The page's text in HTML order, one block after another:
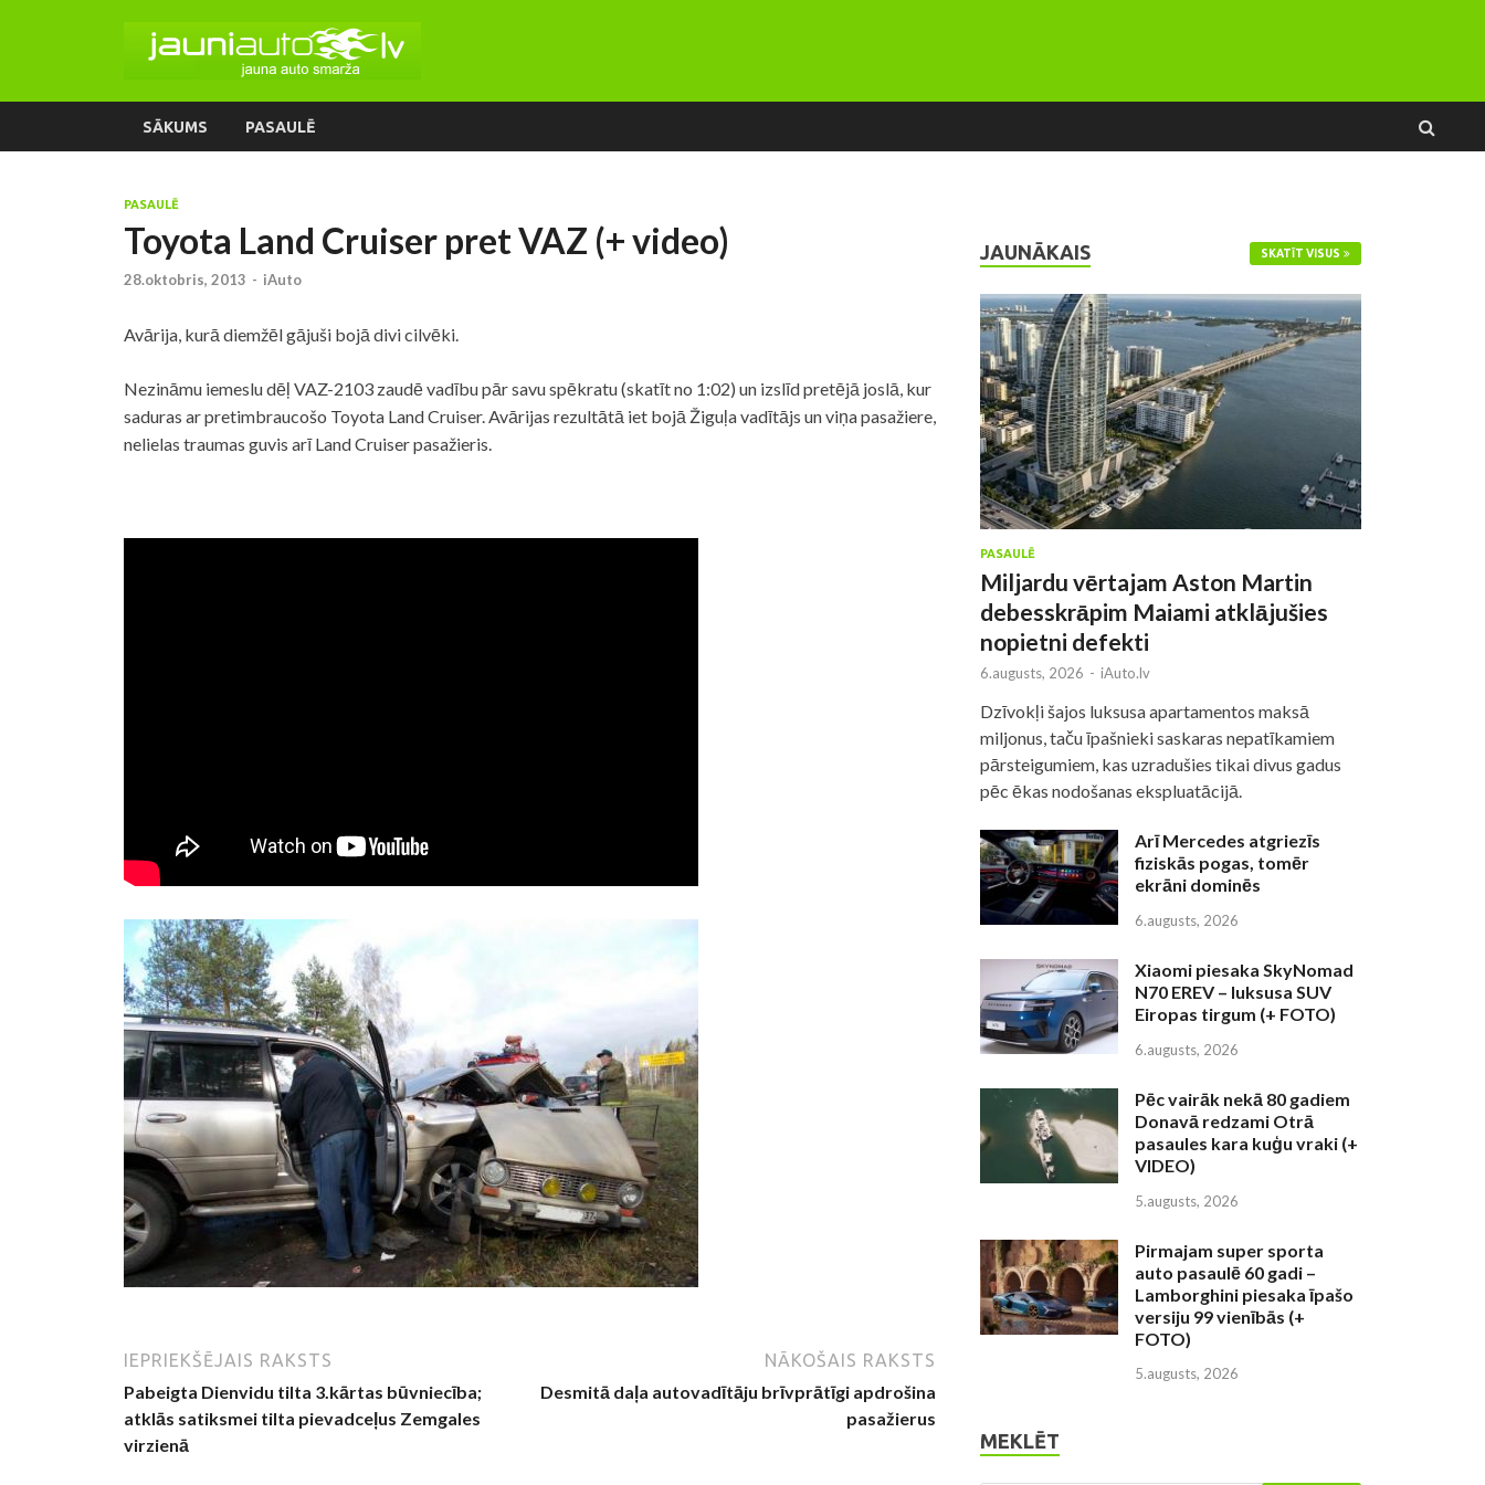
SĀKUMS PASAULĒ
PASAULĒ
Toyota Land Cruiser pret VAZ (+ video)
28.oktobris, 2013 - iAuto
Avārija, kurā diemžēl gājuši bojā divi cilvēki.
Nezināmu iemeslu dēļ VAZ-2103 zaudē vadību pār savu spēkratu (skatīt no 1:02) un izslīd pretējā joslā, kur
saduras ar pretimbraucošo Toyota Land Cruiser. Avārijas rezultātā iet bojā Žiguļa vadītājs un viņa pasažiere,
nelielas traumas guvis arī Land Cruiser pasažieris.
IEPRIEKŠĒJAIS RAKSTS
Pabeigta Dienvidu tilta 3.kārtas būvniecība;
atklās satiksmei tilta pievadceļus Zemgales
virzienā
NĀKOŠAIS RAKSTS
Desmitā daļa autovadītāju brīvprātīgi apdrošina
pasažierus
JAUNĀKAIS SKATĪT VISUS
PASAULĒ
Miljardu vērtajam Aston Martin
debesskrāpim Maiami atklājušies
nopietni defekti
6.augusts, 2026 - iAuto.lv
Dzīvokļi šajos luksusa apartamentos maksā
miljonus, taču īpašnieki saskaras nepatīkamiem
pārsteigumiem, kas uzradušies tikai divus gadus
pēc ēkas nodošanas ekspluatācijā.
Arī Mercedes atgriezīs
fiziskās pogas, tomēr
ekrāni dominēs
6.augusts, 2026
Xiaomi piesaka SkyNomad
N70 EREV – luksusa SUV
Eiropas tirgum (+ FOTO)
6.augusts, 2026
Pēc vairāk nekā 80 gadiem
Donavā redzami Otrā
pasaules kara kuģu vraki (+
VIDEO)
5.augusts, 2026
Pirmajam super sporta
auto pasaulē 60 gadi –
Lamborghini piesaka īpašo
versiju 99 vienībās (+
FOTO)
5.augusts, 2026
MEKLĒT